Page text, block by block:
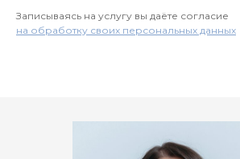
Записываясь на услугу вы даёте согласие
на обработку своих персональных данных